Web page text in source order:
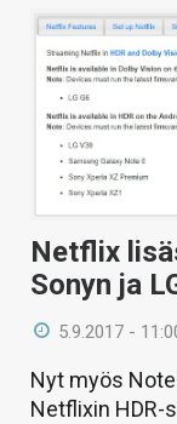
Netflix
Sonyn ja
5.9.2017 -
Nyt myös
Netflixin HDR-